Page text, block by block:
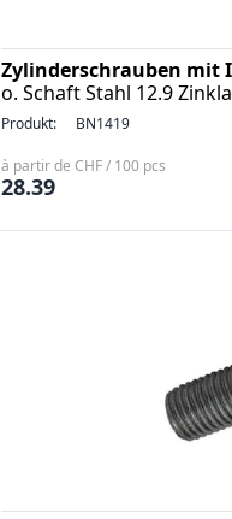
Zylinderschrauben mit
o. Schaft Stahl 12.9
Produkt: BN1419
à partir de CHF / 100 pcs
28.39